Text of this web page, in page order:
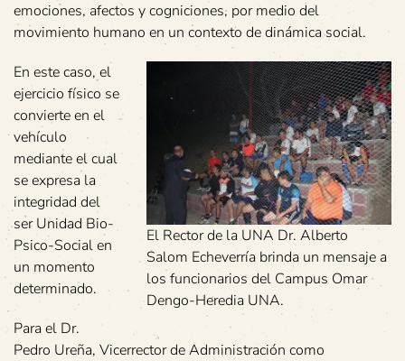
emociones, afectos y cogniciones, por medio del
movimiento humano en un contexto de dinámica social.
El Rector de la UNA Dr. Alberto
Salom Echeverría brinda un mensaje a
los funcionarios del Campus Omar
Dengo-Heredia UNA.
En este caso, el
ejercicio físico se
convierte en el
vehículo
mediante el cual
se expresa la
integridad del
ser Unidad Bio-
Psico-Social en
un momento
determinado.
Para el Dr.
Pedro Ureña, Vicerrector de Administración como